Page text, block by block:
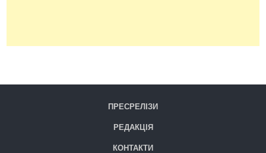
ПРЕСРЕЛІЗИ
РЕДАКЦІЯ
КОНТАКТИ